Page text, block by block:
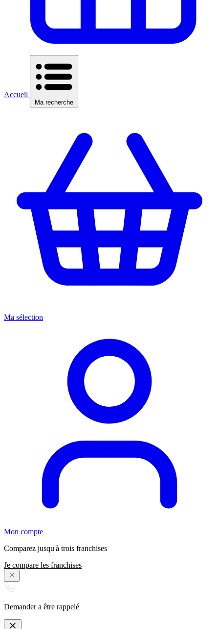
Accueil
Ma recherche
Ma sélection
Mon compte
Comparez jusqu'à trois franchises
Je compare les franchises
Demander a être rappelé